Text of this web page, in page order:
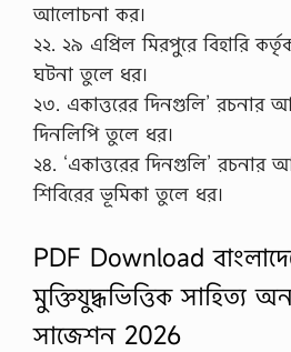
আলোচনা কর।
২২. ২৯ এপ্রিল মিরপুরে বিহারি
ঘটনা তুলে ধর।
২৩. একাত্তরের দিনগুলি’ রচনার
দিনলিপি তুলে ধর।
২৪. ‘একাত্তরের দিনগুলি’ রচনার
শিবিরের ভূমিকা তুলে ধর।
PDF Download
মুক্তিযুদ্ধভিত্তিক সাহিত্য
সাজেশন 2026